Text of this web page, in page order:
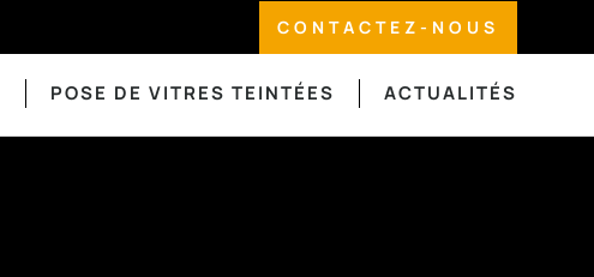
CONTACTEZ-NOUS
POSE DE VITRES TEINTÉES ACTUALITÉS